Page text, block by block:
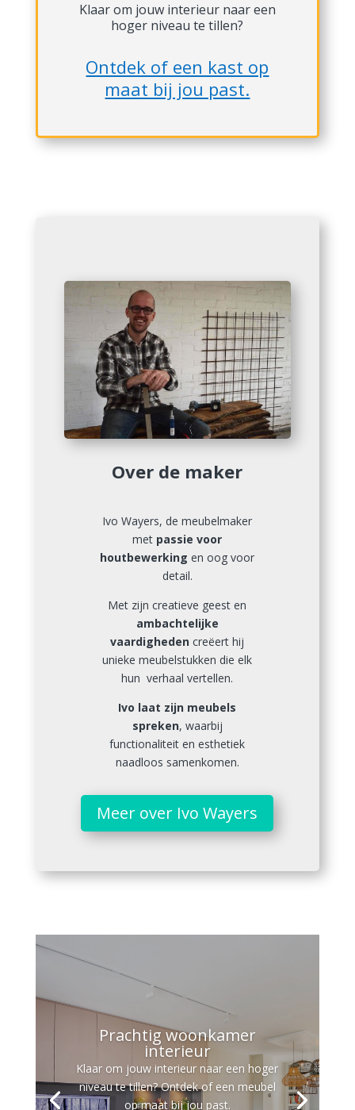
Klaar om jouw interieur naar een
hoger niveau te tillen?
Ontdek of een kast op
maat bij jou past.
Over de maker
Ivo Wayers, de meubelmaker
met passie voor
houtbewerking en oog voor
detail.
Met zijn creatieve geest en
ambachtelijke
vaardigheden creëert hij
unieke meubelstukken die elk
hun verhaal vertellen.
Ivo laat zijn meubels
spreken, waarbij
functionaliteit en esthetiek
naadloos samenkomen.
Meer over Ivo Wayers
Prachtig woonkamer
interieur
Klaar om jouw interieur naar een hoger
niveau te tillen? Ontdek of een meubel
op maat bij jou past.